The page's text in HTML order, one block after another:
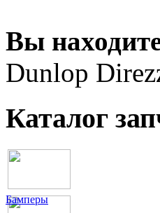
Вы
Dunlop
Каталог
Бамперы